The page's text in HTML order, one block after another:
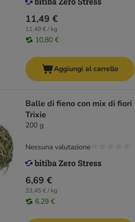
11,49 €
11,49 € / kg
10,80 €
Aggiungi al carrello
Balle di fieno con mix di fiori
Trixie
200 g
6,69 €
33,45 € / kg
6,29 €
Nessuna valutazione